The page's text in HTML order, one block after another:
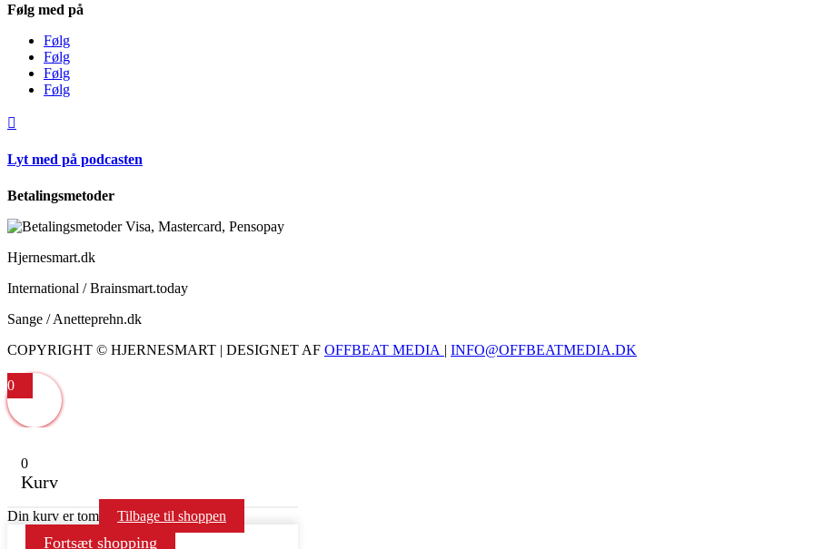
Følg med på
Følg
Følg
Følg
Følg

Lyt med på podcasten
Betalingsmetoder
Hjernesmart.dk
International / Brainsmart.today
Sange / Anetteprehn.dk
COPYRIGHT © HJERNESMART | DESIGNET AF OFFBEAT MEDIA | INFO@OFFBEATMEDIA.DK
0
0
Kurv
Din kurv er tom Tilbage til shoppen
Fortsæt shopping